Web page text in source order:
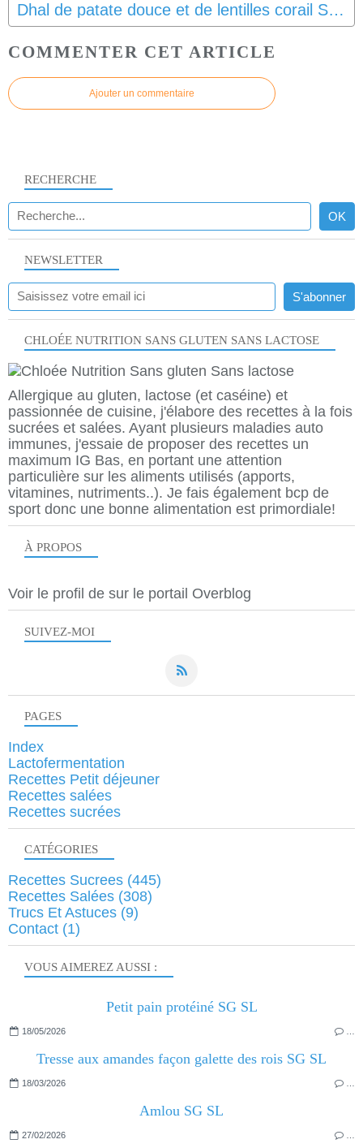
Dhal de patate douce et de lentilles corail SG SL
COMMENTER CET ARTICLE
Ajouter un commentaire
NEWSLETTER
SUIVEZ-MOI
RECHERCHE
CHLOÉE NUTRITION SANS GLUTEN SANS LACTOSE
Allergique au gluten, lactose (et caséine) et
passionnée de cuisine, j'élabore des recettes à la fois
sucrées et salées. Ayant plusieurs maladies auto
immunes, j'essaie de proposer des recettes un
maximum IG Bas, en portant une attention
particulière sur les aliments utilisés (apports,
vitamines, nutriments..). Je fais également bcp de
sport donc une bonne alimentation est primordiale!
À PROPOS
Voir le profil de sur le portail Overblog
VOUS AIMEREZ AUSSI :
Petit pain protéiné SG SL
18/05/2026
Tresse aux amandes façon galette des rois SG SL
18/03/2026
Amlou SG SL
27/02/2026
PAGES
Index
Lactofermentation
Recettes Petit déjeuner
Recettes salées
Recettes sucrées
CATÉGORIES
Recettes Sucrees (445)
Recettes Salées (308)
Trucs Et Astuces (9)
Contact (1)